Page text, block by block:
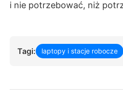
i nie potrzebować, niż
Tagi: laptopy i stacje robocze